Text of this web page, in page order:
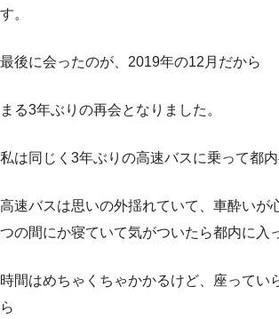
す。
最後に会ったのが、2019年の12月だから
まる3年ぶりの再会となりました。
私は同じく3年ぶりの高速バスに乗って都内
高速バスは思いの外揺れていて、車酔いが
つの間にか寝ていて気がついたら都内に入
時間はめちゃくちゃかかるけど、座ってい
ら